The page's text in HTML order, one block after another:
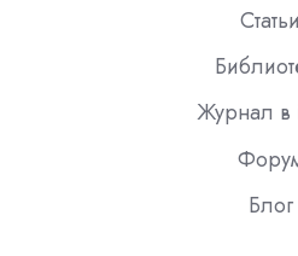
Статьи
Журнал в
Блог